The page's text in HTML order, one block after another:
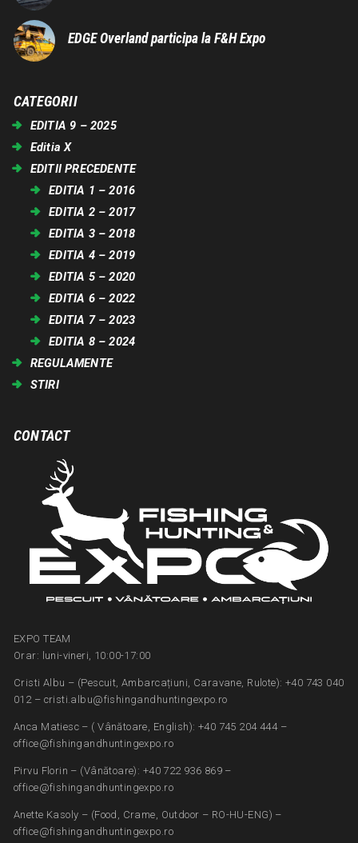
EDGE Overland participa la F&H Expo
CATEGORII
EDITIA 9 – 2025
Editia X
EDITII PRECEDENTE
EDITIA 1 – 2016
EDITIA 2 – 2017
EDITIA 3 – 2018
EDITIA 4 – 2019
EDITIA 5 – 2020
EDITIA 6 – 2022
EDITIA 7 – 2023
EDITIA 8 – 2024
REGULAMENTE
STIRI
CONTACT
EXPO TEAM
Orar: luni-vineri, 10:00-17:00
Cristi Albu – (Pescuit, Ambarcațiuni, Caravane, Rulote): +40 743 040
012 – cristi.albu@fishingandhuntingexpo.ro
Anca Matiesc – ( Vânătoare, English): +40 745 204 444 –
office@fishingandhuntingexpo.ro
Pirvu Florin – (Vânătoare): +40 722 936 869 –
office@fishingandhuntingexpo.ro
Anette Kasoly – (Food, Crame, Outdoor – RO-HU-ENG) –
office@fishingandhuntingexpo.ro